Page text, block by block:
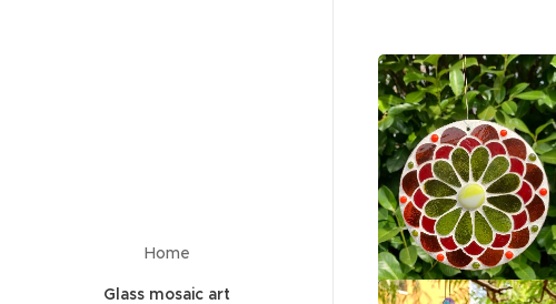
Home
Glass mosaic art